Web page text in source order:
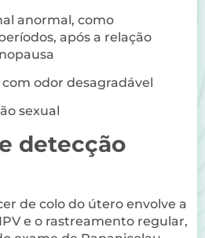
anormal, como
após a relação
odor desagradável
sexual
detecção
de colo do útero envolve a
e o rastreamento regular,